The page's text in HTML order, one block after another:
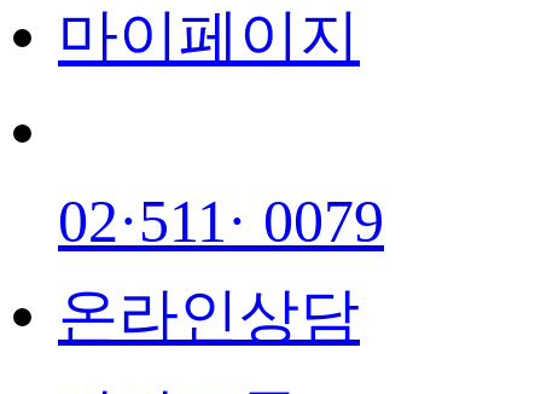
마이페이지
02·511· 0079
온라인상담